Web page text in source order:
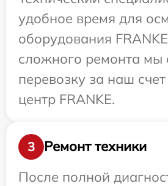
удобное время для
оборудования
сложного ремонта мы
перевозку за наш
центр FRANKE.
3
Ремонт техники
После полной